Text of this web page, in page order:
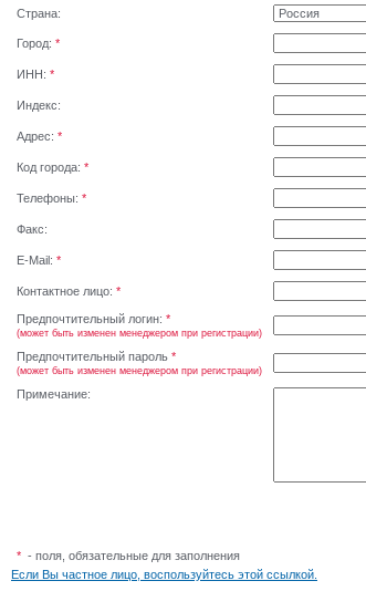
Страна:
Город: *
ИНН: *
Индекс:
Адрес: *
Код города: *
Телефоны: *
Факс:
E-Mail: *
Контактное лицо: *
Предпочтительный логин: *
(может быть изменен менеджером при регистрации)
Предпочтительный пароль *
(может быть изменен менеджером при регистрации)
Примечание:
* - поля, обязательные для заполнения
Если Вы частное лицо, воспользуйтесь этой ссылкой.